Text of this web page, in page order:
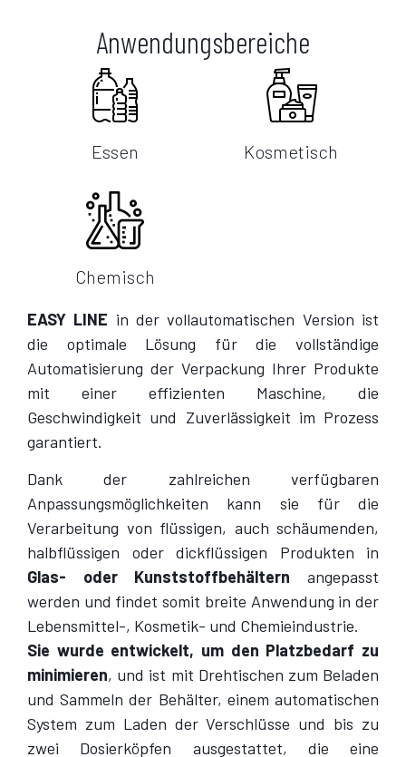
Anwendungsbereiche
Essen Kosmetisch
Chemisch
EASY LINE in der vollautomatischen Version ist
die optimale Lösung für die vollständige
Automatisierung der Verpackung Ihrer Produkte
mit einer effizienten Maschine, die
Geschwindigkeit und Zuverlässigkeit im Prozess
garantiert.
Dank der zahlreichen verfügbaren
Anpassungsmöglichkeiten kann sie für die
Verarbeitung von flüssigen, auch schäumenden,
halbflüssigen oder dickflüssigen Produkten in
Glas- oder Kunststoffbehältern angepasst
werden und findet somit breite Anwendung in der
Lebensmittel-, Kosmetik- und Chemieindustrie.
Sie wurde entwickelt, um den Platzbedarf zu
minimieren, und ist mit Drehtischen zum Beladen
und Sammeln der Behälter, einem automatischen
System zum Laden der Verschlüsse und bis zu
zwei Dosierköpfen ausgestattet, die eine